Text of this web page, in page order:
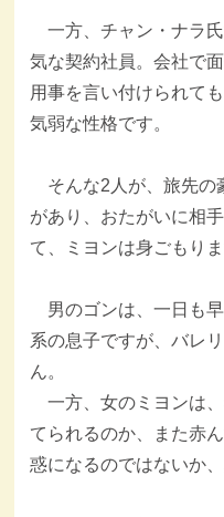
一方、チャン・ナラ
気な契約社員。会社で
用事を言い付けられて
気弱な性格です。
そんな2人が、旅先の
があり、おたがいに相
て、ミヨンは身ごもりま
男のゴンは、一日も
系の息子ですが、バレ
ん。
一方、女のミヨンは
てられるのか、また赤
惑になるのではないか